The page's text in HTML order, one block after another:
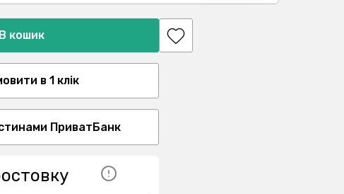
В кошик
в 1 клік
ПриватБанк